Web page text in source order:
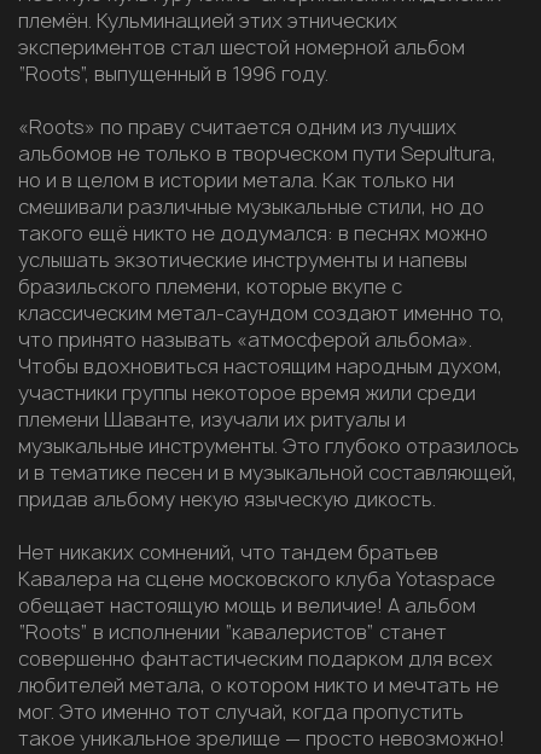
племён. Кульминацией этих этнических
экспериментов стал шестой номерной альбом
“Roots”, выпущенный в 1996 году.
«Roots» по праву считается одним из лучших
альбомов не только в творческом пути Sepultura,
но и в целом в истории метала. Как только ни
смешивали различные музыкальные стили, но до
такого ещё никто не додумался: в песнях можно
услышать экзотические инструменты и напевы
бразильского племени, которые вкупе с
классическим метал-саундом создают именно то,
что принято называть «атмосферой альбома».
Чтобы вдохновиться настоящим народным духом,
участники группы некоторое время жили среди
племени Шаванте, изучали их ритуалы и
музыкальные инструменты. Это глубоко отразилось
и в тематике песен и в музыкальной составляющей,
придав альбому некую языческую дикость.
Нет никаких сомнений, что тандем братьев
Кавалера на сцене московского клуба Yotaspace
обещает настоящую мощь и величие! А альбом
“Roots” в исполнении “кавалеристов” станет
совершенно фантастическим подарком для всех
любителей метала, о котором никто и мечтать не
мог. Это именно тот случай, когда пропустить
такое уникальное зрелище — просто невозможно!